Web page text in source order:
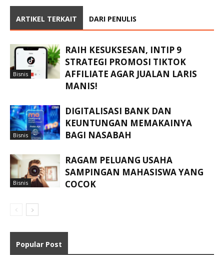
ARTIKEL TERKAIT DARI PENULIS
Bisnis
RAIH KESUKSESAN, INTIP 9
STRATEGI PROMOSI TIKTOK
AFFILIATE AGAR JUALAN LARIS
MANIS!
Bisnis
DIGITALISASI BANK DAN
KEUNTUNGAN MEMAKAINYA
BAGI NASABAH
Bisnis
RAGAM PELUANG USAHA
SAMPINGAN MAHASISWA YANG
COCOK
Popular Post